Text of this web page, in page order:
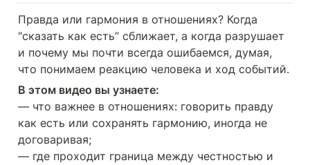
Правда или гармония в отношениях? Когда
"сказать как есть” сближает, а когда разрушает
и почему мы почти всегда ошибаемся, думая,
что понимаем реакцию человека и ход событий.
В этом видео вы узнаете:
— что важнее в отношениях: говорить правду
как есть или сохранять гармонию, иногда не
договаривая;
— где проходит граница между честностью и